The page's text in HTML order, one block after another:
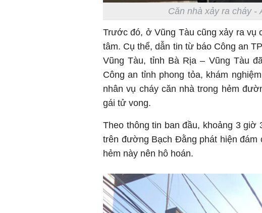
Căn nhà xảy ra cháy
Trước đó, ở Vũng Tàu cũng xảy ra vụ
tâm. Cụ thể, dẫn tin từ báo Công an
Vũng Tàu, tỉnh Bà Rịa – Vũng Tàu
Công an tỉnh phong tỏa, khám
nhân vụ cháy căn nhà trong hẻm
gái tử vong.
Theo thông tin ban đầu, khoảng 3
trên đường Bạch Đằng phát hiện đám
hẻm này nên hô hoán.